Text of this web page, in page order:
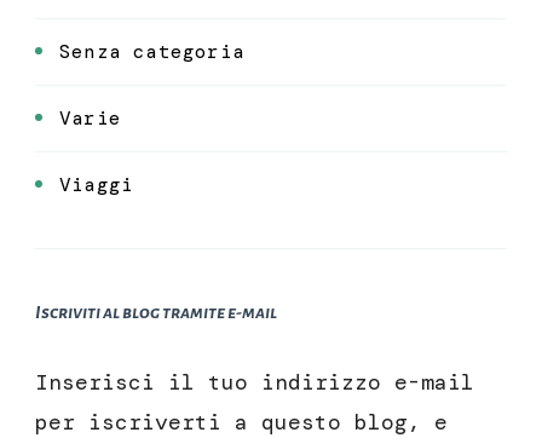
Senza categoria
Varie
Viaggi
Iscriviti al blog tramite e-mail
Inserisci il tuo indirizzo e-mail
per iscriverti a questo blog, e